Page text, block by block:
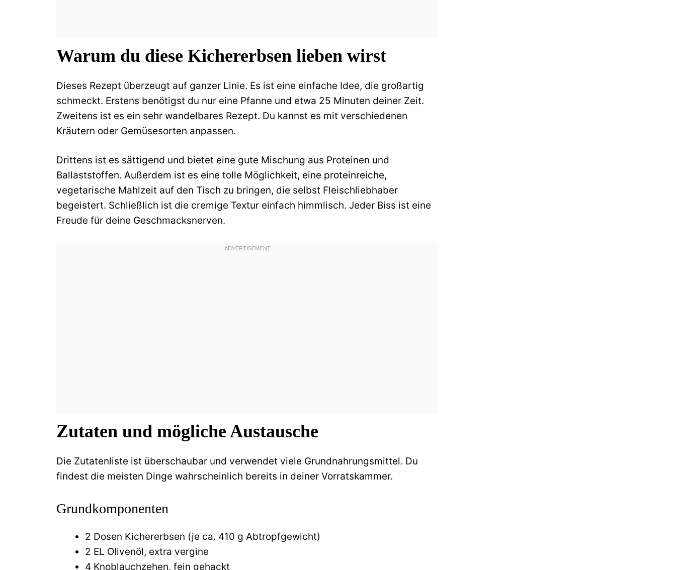
Warum du diese Kichererbsen lieben wirst
Dieses Rezept überzeugt auf ganzer Linie. Es ist eine einfache Idee, die großartig
schmeckt. Erstens benötigst du nur eine Pfanne und etwa 25 Minuten deiner Zeit.
Zweitens ist es ein sehr wandelbares Rezept. Du kannst es mit verschiedenen
Kräutern oder Gemüsesorten anpassen.
Drittens ist es sättigend und bietet eine gute Mischung aus Proteinen und
Ballaststoffen. Außerdem ist es eine tolle Möglichkeit, eine proteinreiche,
vegetarische Mahlzeit auf den Tisch zu bringen, die selbst Fleischliebhaber
begeistert. Schließlich ist die cremige Textur einfach himmlisch. Jeder Biss ist eine
Freude für deine Geschmacksnerven.
Zutaten und mögliche Austausche
Die Zutatenliste ist überschaubar und verwendet viele Grundnahrungsmittel. Du
findest die meisten Dinge wahrscheinlich bereits in deiner Vorratskammer.
Grundkomponenten
2 Dosen Kichererbsen (je ca. 410 g Abtropfgewicht)
2 EL Olivenöl, extra vergine
4 Knoblauchzehen, fein gehackt